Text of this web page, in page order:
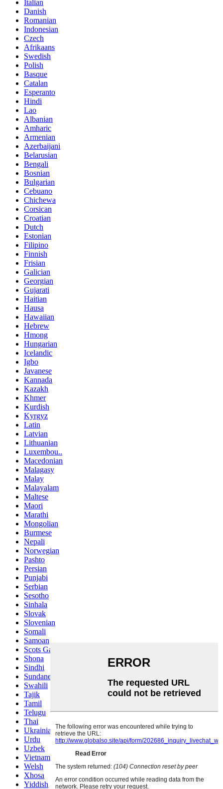
Italian
Danish
Romanian
Indonesian
Czech
Afrikaans
Swedish
Polish
Basque
Catalan
Esperanto
Hindi
Lao
Albanian
Amharic
Armenian
Azerbaijani
Belarusian
Bengali
Bosnian
Bulgarian
Cebuano
Chichewa
Corsican
Croatian
Dutch
Estonian
Filipino
Finnish
Frisian
Galician
Georgian
Gujarati
Haitian
Hausa
Hawaiian
Hebrew
Hmong
Hungarian
Icelandic
Igbo
Javanese
Kannada
Kazakh
Khmer
Kurdish
Kyrgyz
Latin
Latvian
Lithuanian
Luxembou..
Macedonian
Malagasy
Malay
Malayalam
Maltese
Maori
Marathi
Mongolian
Burmese
Nepali
Norwegian
Pashto
Persian
Punjabi
Serbian
Sesotho
Sinhala
Slovak
Slovenian
Somali
Samoan
Scots Gaelic
Shona
Sindhi
Sundanese
Swahili
Tajik
Tamil
Telugu
Thai
Ukrainian
Urdu
Uzbek
Vietnamese
Welsh
Xhosa
Yiddish